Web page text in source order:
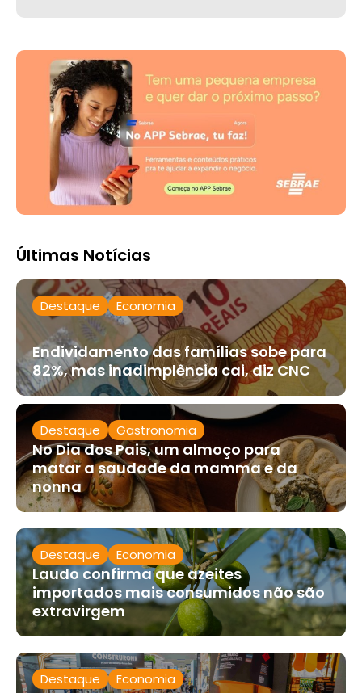
Últimas Notícias
Destaque Economia
Endividamento das famílias sobe para
82%, mas inadimplência cai, diz CNC
Destaque Gastronomia
No Dia dos Pais, um almoço para
matar a saudade da mamma e da
nonna
Destaque Economia
Laudo confirma que azeites
importados mais consumidos não são
extravirgem
Destaque Economia